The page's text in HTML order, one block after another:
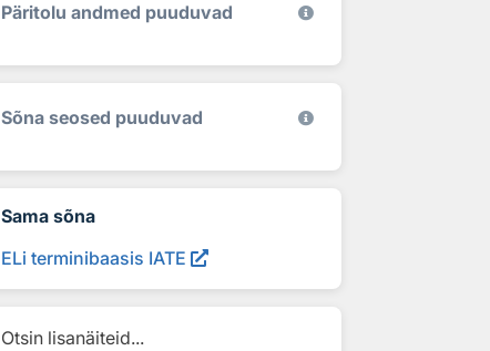
Päritolu andmed puuduvad
Sõna seosed puuduvad
Sama sõna
ELi terminibaasis IATE
Otsin lisanäiteid...